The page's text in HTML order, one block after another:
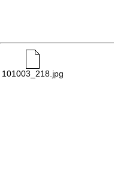
101003_218.jpg